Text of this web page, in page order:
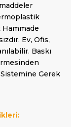
Ev, Ofis,
Baskı
Gerek